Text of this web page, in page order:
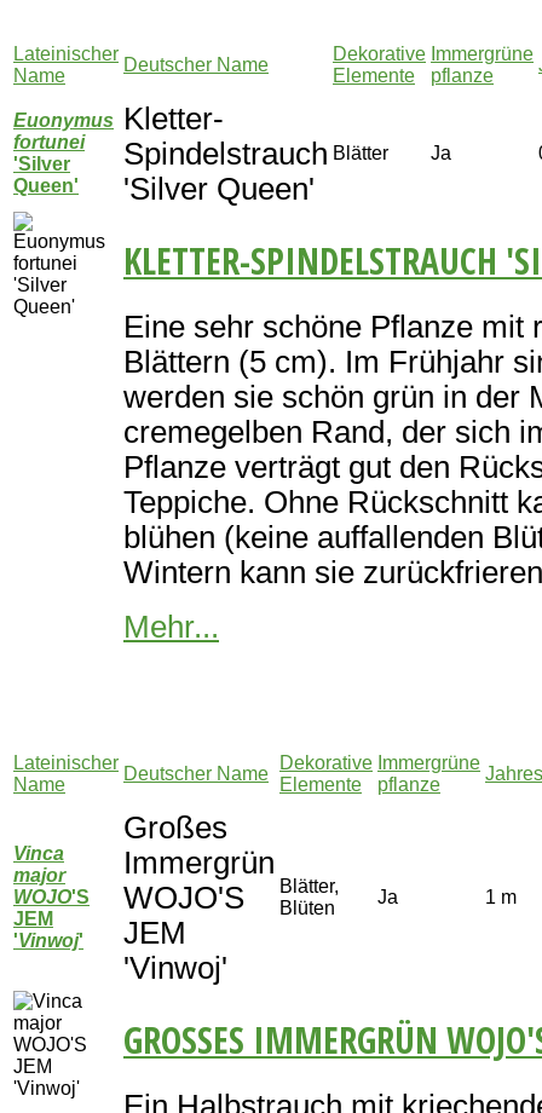
Lateinischer
Name
Deutscher Name
Dekorative
Elemente
Immergrüne
pflanze
Euonymus
fortunei
'Silver
Queen'
Kletter-
Spindelstrauch
'Silver Queen'
Blätter Ja
KLETTER-SPINDELSTRAUCH
Eine sehr schöne Pflanze
Blättern (5 cm). Im Frühjahr
werden sie schön grün in der
cremegelben Rand, der sich
Pflanze verträgt gut den
Teppiche. Ohne Rückschnitt
blühen (keine auffallenden
Wintern kann sie
Mehr...
Lateinischer
Name
Deutscher Name
Dekorative
Elemente
Immergrüne
pflanze
Vinca
major
WOJO'S
JEM
'Vinwoj'
Großes
Immergrün
WOJO'S
JEM
'Vinwoj'
Blätter,
Blüten
Ja 1 m
GROSSES IMMERGRÜN
Ein Halbstrauch mit